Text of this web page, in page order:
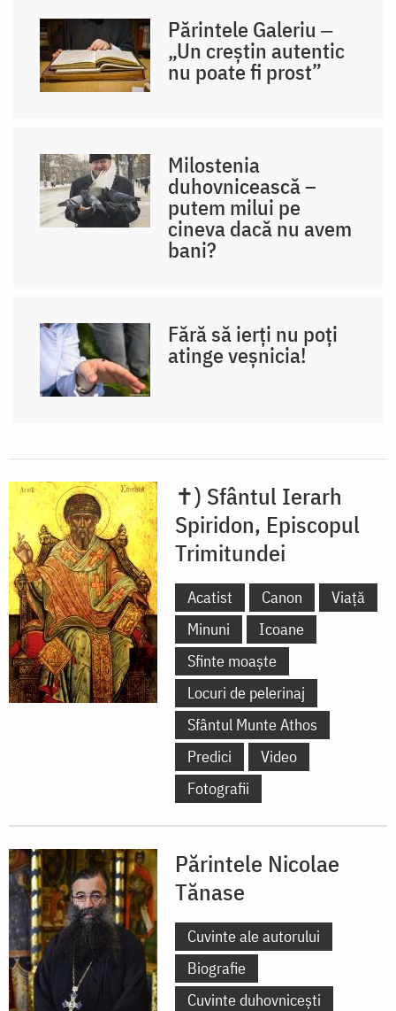
Părintele Galeriu ‒
„Un creștin autentic
nu poate fi prost”
Milostenia
duhovnicească –
putem milui pe
cineva dacă nu avem
bani?
Fără să ierți nu poți
atinge veșnicia!
✝) Sfântul Ierarh
Spiridon, Episcopul
Trimitundei
Acatist Canon
Viață
Minuni
Icoane
Sfinte moaște
Locuri de pelerinaj
Sfântul Munte Athos
Predici
Video
Fotografii
Părintele Nicolae
Tănase
Cuvinte ale autorului
Biografie
Cuvinte duhovnicești